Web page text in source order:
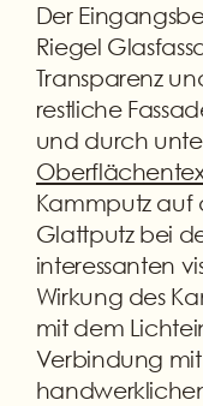
Der
Riegel
Transparenz
restliche
und durch
Kammputz auf
Glattputz bei
interessanten
Wirkung des
mit dem
Verbindung